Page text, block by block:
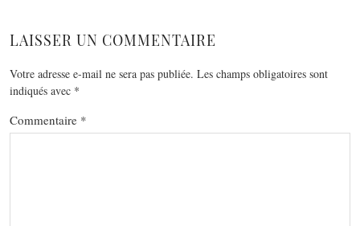
LAISSER UN COMMENTAIRE
Votre adresse e-mail ne sera pas publiée. Les champs obligatoires sont
indiqués avec *
Commentaire *